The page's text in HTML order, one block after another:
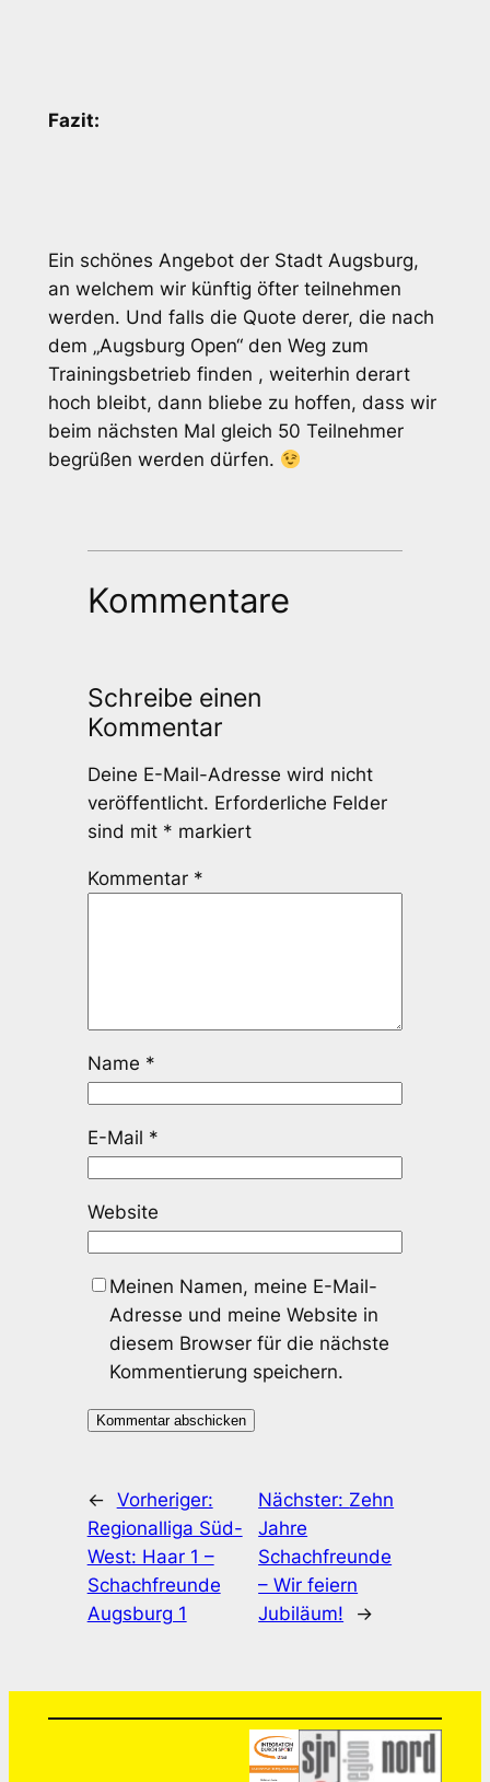
Fazit:
Ein schönes Angebot der Stadt Augsburg,
an welchem wir künftig öfter teilnehmen
werden. Und falls die Quote derer, die nach
dem „Augsburg Open“ den Weg zum
Trainingsbetrieb finden , weiterhin derart
hoch bleibt, dann bliebe zu hoffen, dass wir
beim nächsten Mal gleich 50 Teilnehmer
begrüßen werden dürfen.
Kommentare
Schreibe einen
Kommentar
Deine E-Mail-Adresse wird nicht
veröffentlicht. Erforderliche Felder
sind mit * markiert
Kommentar *
Name *
E-Mail *
Website
Meinen Namen, meine E-Mail-
Adresse und meine Website in
diesem Browser für die nächste
Kommentierung speichern.
← Vorheriger:
Regionalliga Süd-
West: Haar 1 –
Schachfreunde
Augsburg 1
Nächster: Zehn
Jahre
Schachfreunde
– Wir feiern
Jubiläum!
→